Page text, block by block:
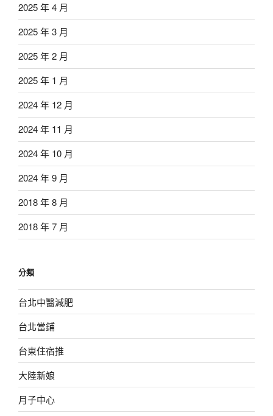
2025 年 4 月
2025 年 3 月
2025 年 2 月
2025 年 1 月
2024 年 12 月
2024 年 11 月
2024 年 10 月
2024 年 9 月
2018 年 8 月
2018 年 7 月
分類
台北中醫減肥
台北當鋪
台東住宿推
大陸新娘
月子中心